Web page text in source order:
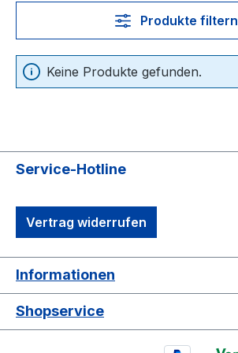
Produkte filtern
Keine Produkte gefunden.
Service-Hotline
Vertrag widerrufen
Informationen
Shopservice